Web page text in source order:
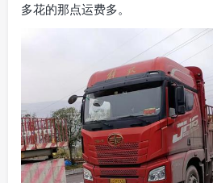
多花的那点运费多。